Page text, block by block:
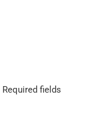
Required fields